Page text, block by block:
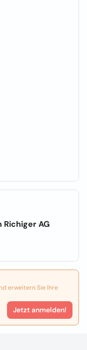
AG
erweitern Sie Ihre
Jetzt anmelden!